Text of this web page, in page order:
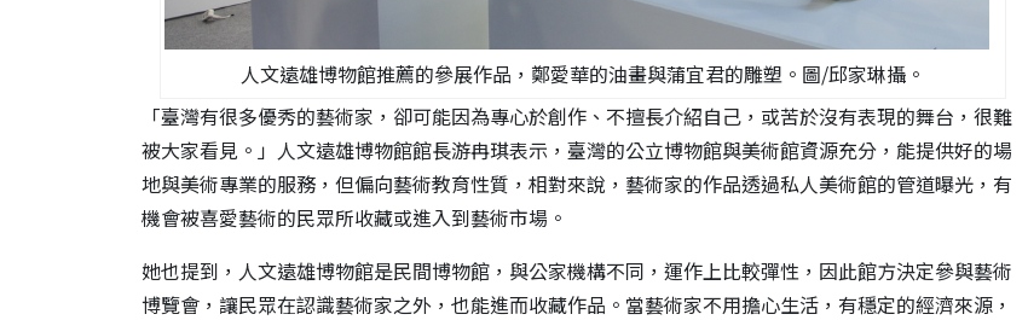
人文遠雄博物館推薦的參展作品，鄭愛華的油畫與蒲宜君的雕塑。圖/邱家琳攝。
「臺灣有很多優秀的藝術家，卻可能因為專心於創作、不擅長介紹自己，或苦於沒有表現的舞台，很難
被大家看見。」人文遠雄博物館館長游冉琪表示，臺灣的公立博物館與美術館資源充分，能提供好的場
地與美術專業的服務，但偏向藝術教育性質，相對來說，藝術家的作品透過私人美術館的管道曝光，有
機會被喜愛藝術的民眾所收藏或進入到藝術市場。
她也提到，人文遠雄博物館是民間博物館，與公家機構不同，運作上比較彈性，因此館方決定參與藝術
博覽會，讓民眾在認識藝術家之外，也能進而收藏作品。當藝術家不用擔心生活，有穩定的經濟來源，